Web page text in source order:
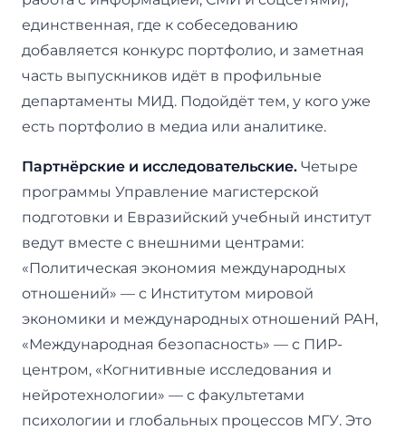
единственная, где к собеседованию
добавляется конкурс портфолио, и заметная
часть выпускников идёт в профильные
департаменты МИД. Подойдёт тем, у кого уже
есть портфолио в медиа или аналитике.
Партнёрские и исследовательские. Четыре
программы Управление магистерской
подготовки и Евразийский учебный институт
ведут вместе с внешними центрами:
«Политическая экономия международных
отношений» — с Институтом мировой
экономики и международных отношений РАН,
«Международная безопасность» — с ПИР-
центром, «Когнитивные исследования и
нейротехнологии» — с факультетами
психологии и глобальных процессов МГУ. Это